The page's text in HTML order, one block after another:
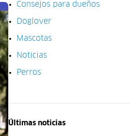
Consejos para dueños
Doglover
Mascotas
Noticias
Perros
Últimas noticias